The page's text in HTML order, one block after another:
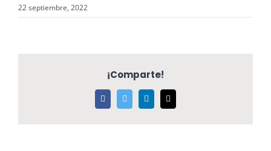
22 septiembre, 2022
¡Comparte!
FacebookTwitter LinkedIn
electrónico